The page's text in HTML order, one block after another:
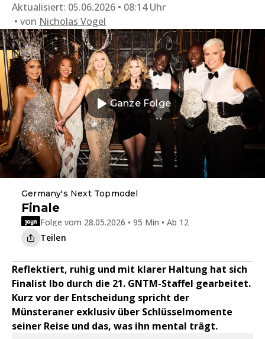
Aktualisiert: 05.06.2026 • 08:14 Uhr
von Nicholas Vogel
Ganze Folge
Germany's Next Topmodel
Finale
Folge vom 28.05.2026 • 95 Min • Ab 12
Teilen
Reflektiert, ruhig und mit klarer Haltung hat sich
Finalist Ibo durch die 21. GNTM-Staffel gearbeitet.
Kurz vor der Entscheidung spricht der
Münsteraner exklusiv über Schlüsselmomente
seiner Reise und das, was ihn mental trägt.